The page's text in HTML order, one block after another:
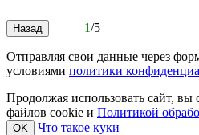
1/5
Отправляя свои данные через
условиями политики
Продолжая использовать сайт, вы
файлов cookie и Политикой
OK Что такое куки